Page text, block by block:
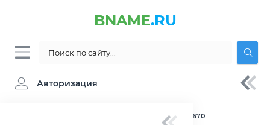
BNAME.RU
Авторизация
» Сравнение Intel Core 2 Duo T5670